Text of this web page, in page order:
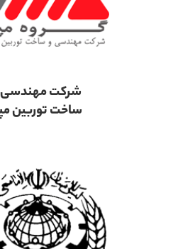
شرکت مهندسی و
ساخت توربین مپنا